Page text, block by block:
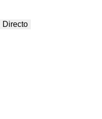
Directo